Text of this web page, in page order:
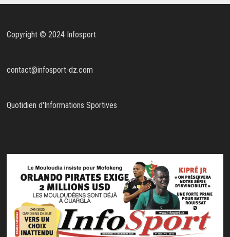
Copyright © 2024 Infosport
contact@infosport-dz.com
Quotidien d'Informations Sportives